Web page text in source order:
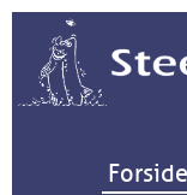
Forside